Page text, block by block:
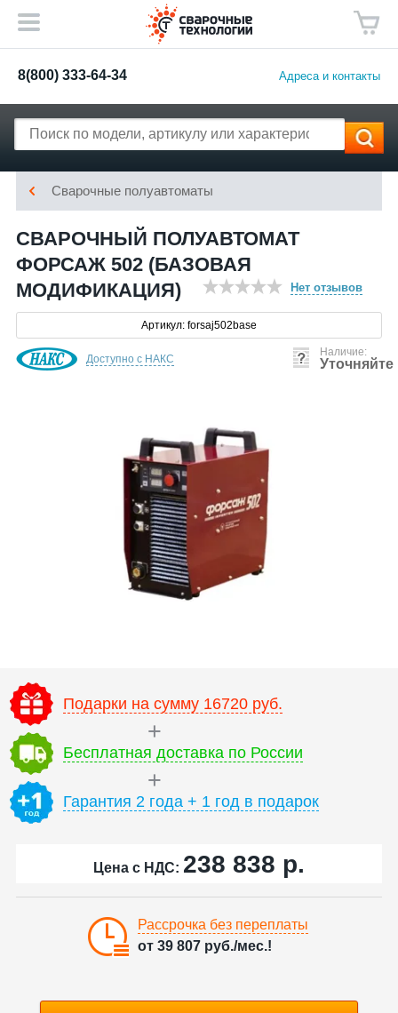
8(800) 333-64-34 Адреса и контакты
Сварочные полуавтоматы
СВАРОЧНЫЙ ПОЛУАВТОМАТ
ФОРСАЖ 502 (БАЗОВАЯ
МОДИФИКАЦИЯ)
Нет отзывов
Артикул: forsaj502base
Доступно с НАКС
Наличие:
Уточняйте
Подарки на сумму 16720 руб.
Бесплатная доставка по России
Гарантия 2 года + 1 год в подарок
Цена с НДС: 238 838 р.
Рассрочка без переплаты
от 39 807 руб./мес.!